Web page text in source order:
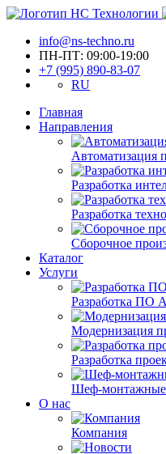
info@ns-techno.ru
ПН-ПТ: 09:00-19:00
+7 (995) 890-83-07
RU
Главная
Направления
Автоматизация
Разработка
Разработка
Сборочное
Каталог
Услуги
Разработка ПО
Модернизация
Разработка
Шеф-монтажные
О нас
Компания